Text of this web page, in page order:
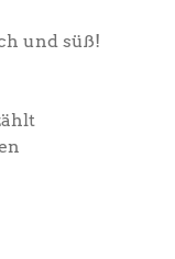
und süß!